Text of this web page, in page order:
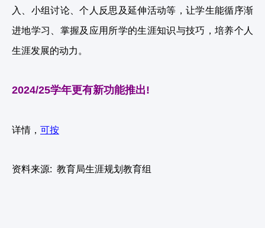
入、小组讨论、个人反思及延伸活动等，让学生能循序渐
进地学习、掌握及应用所学的生涯知识与技巧，培养个人
生涯发展的动力。
2024/25学年更有新功能推出!
详情， 可按
资料来源: 教育局生涯规划教育组